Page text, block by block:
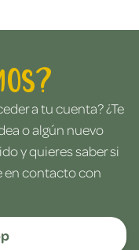
a tu cuenta? ¿Te
o algún nuevo
y quieres saber si
en contacto con